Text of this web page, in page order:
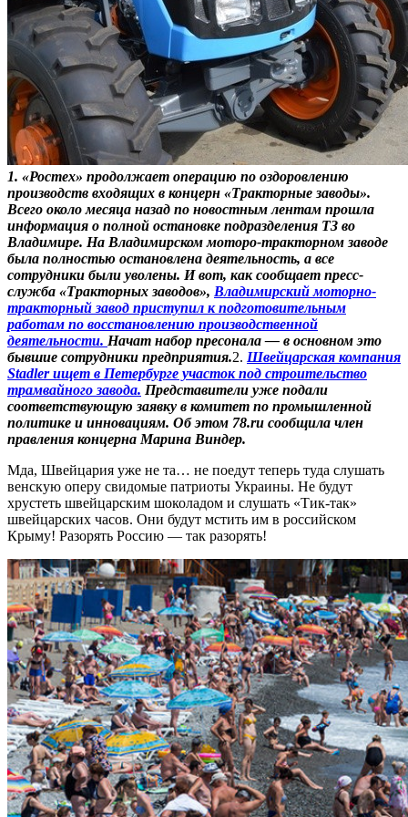
1. «Ростех» продолжает операцию по оздоровлению
производств входящих в концерн «Тракторные заводы».
Всего около месяца назад по новостным лентам прошла
информация о полной остановке подразделения ТЗ во
Владимире. На Владимирском моторо-тракторном заводе
была полностью остановлена деятельность, а все
сотрудники были уволены. И вот, как сообщает пресс-
служба «Тракторных заводов», Владимирский моторно-
тракторный завод приступил к подготовительным
работам по восстановлению производственной
деятельности. Начат набор пресонала — в основном это
бывшие сотрудники предприятия.2. Швейцарская компания
Stadler ищет в Петербурге участок под строительство
трамвайного завода. Представители уже подали
соответствующую заявку в комитет по промышленной
политике и инновациям. Об этом 78.ru сообщила член
правления концерна Марина Виндер.
Мда, Швейцария уже не та… не поедут теперь туда слушать
венскую оперу свидомые патриоты Украины. Не будут
хрустеть швейцарским шоколадом и слушать «Тик-так»
швейцарских часов. Они будут мстить им в российском
Крыму! Разорять Россию — так разорять!